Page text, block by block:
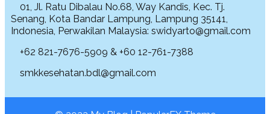
01, Jl. Ratu Dibalau No.68, Way Kandis, Kec. Tj.
Senang, Kota Bandar Lampung, Lampung 35141,
Indonesia, Perwakilan Malaysia: swidyarto@gmail.com
+62 821-7676-5909 & +60 12-761-7388
smkkesehatan.bdl@gmail.com